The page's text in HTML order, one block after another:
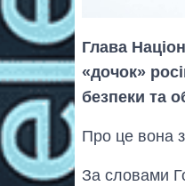
Глава
«дочок»
безпеки та
Про це вона
За словами